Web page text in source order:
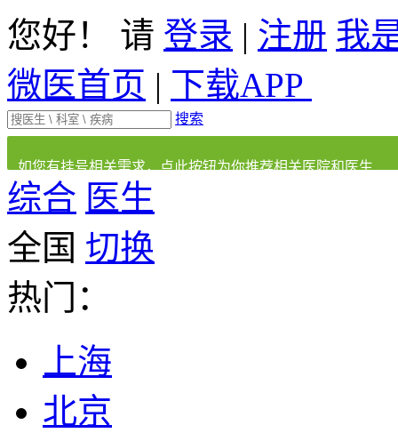
您好！ 请 登录 | 注册 我
微医首页 | 下载APP
搜索
如您有挂号相关需求，点此按钮为你推荐相关医院和医生
综合 医生
全国 切换
热门：
上海
北京